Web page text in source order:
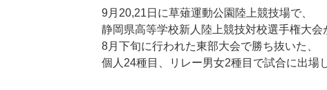
9月20,21日に草薙運動公園陸上競技場で、
静岡県高等学校新人陸上競技対校選手権大会
8月下旬に行われた東部大会で勝ち抜いた、
個人24種目、リレー男女2種目で試合に出場